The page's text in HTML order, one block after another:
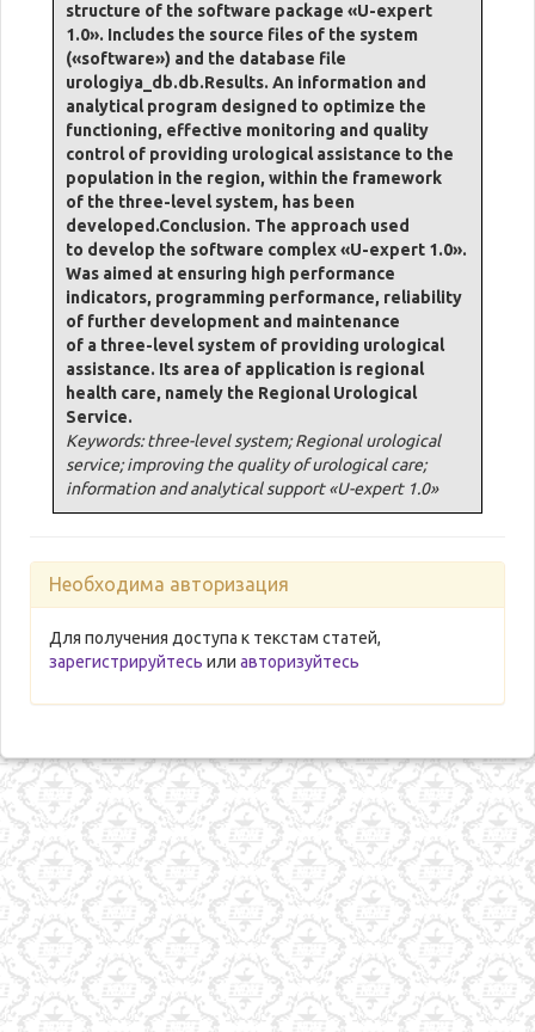
structure of the software package «U-expert
1.0». Includes the source files of the system
(«software») and the database file
urologiya_db.db.Results. An information and
analytical program designed to optimize the
functioning, effective monitoring and quality
control of providing urological assistance to the
population in the region, within the framework
of the three-level system, has been
developed.Conclusion. The approach used
to develop the software complex «U-expert 1.0».
Was aimed at ensuring high performance
indicators, programming performance, reliability
of further development and maintenance
of a three-level system of providing urological
assistance. Its area of application is regional
health care, namely the Regional Urological
Service.
Keywords: three-level system; Regional urological
service; improving the quality of urological care;
information and analytical support «U-expert 1.0»
Необходима авторизация
Для получения доступа к текстам статей,
зарегистрируйтесь или авторизуйтесь